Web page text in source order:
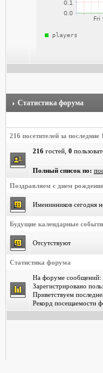
Статистика форума
216 посетителей за последние
216гостей, 0
Полный список по:
Поздравляем с днем
Именинников сегодня
Будущие календарные
Отсутствуют
Статистика форума
На форуме сообщений:
Зарегистрировано
Приветствуем
Рекорд посещаемости